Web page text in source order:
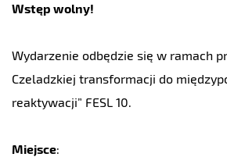
Wstęp wolny!
Wydarzenie odbędzie się w ramach
Czeladzkiej transformacji do
reaktywacji” FESL 10.
Miejsce: